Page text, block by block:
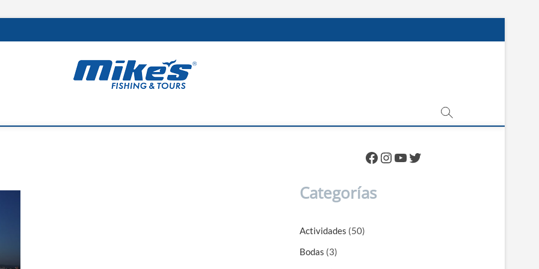
Facebook
Instagram
YouTube
Twitter
Categorías
Actividades (50)
Bodas (3)